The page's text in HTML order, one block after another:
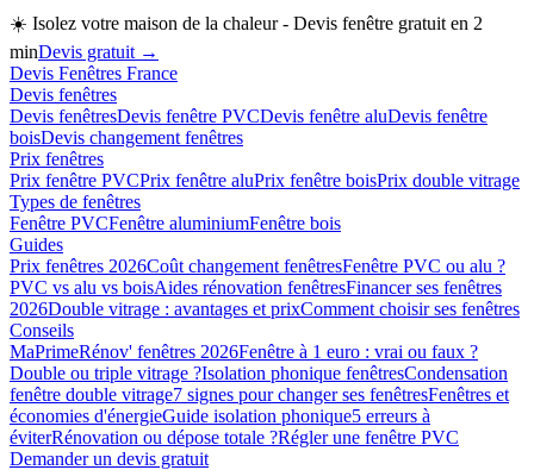
☀️ Isolez votre maison de la chaleur - Devis fenêtre gratuit en 2
minDevis gratuit →
Devis Fenêtres France
Devis fenêtres
Devis fenêtresDevis fenêtre PVCDevis fenêtre aluDevis fenêtre
boisDevis changement fenêtres
Prix fenêtres
Prix fenêtre PVCPrix fenêtre aluPrix fenêtre boisPrix double vitrage
Types de fenêtres
Fenêtre PVCFenêtre aluminiumFenêtre bois
Guides
Prix fenêtres 2026Coût changement fenêtresFenêtre PVC ou alu ?
PVC vs alu vs boisAides rénovation fenêtresFinancer ses fenêtres
2026Double vitrage : avantages et prixComment choisir ses fenêtres
Conseils
MaPrimeRénov' fenêtres 2026Fenêtre à 1 euro : vrai ou faux ?
Double ou triple vitrage ?Isolation phonique fenêtresCondensation
fenêtre double vitrage7 signes pour changer ses fenêtresFenêtres et
économies d'énergieGuide isolation phonique5 erreurs à
éviterRénovation ou dépose totale ?Régler une fenêtre PVC
Demander un devis gratuit